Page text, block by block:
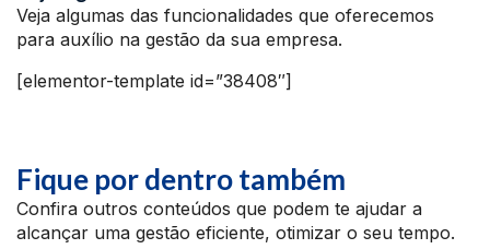
Veja algumas das funcionalidades que oferecemos
para auxílio na gestão da sua empresa.
[elementor-template id=”38408″]
Fique por dentro também
Confira outros conteúdos que podem te ajudar a
alcançar uma gestão eficiente, otimizar o seu tempo.